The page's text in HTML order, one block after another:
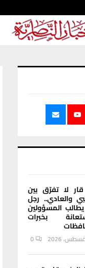
لا تفرّق بين
والعادي.. رجل
المسؤولين
بخبرات
0